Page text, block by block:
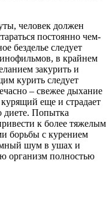
человек должен
постоянно чем-
безделье следует
в крайнем
закурить и
курить следует
– свежее дыхание
еще и страдает
диете. Попытка
к более тяжелым
борьбы с курением
шум в ушах и
организм полностью